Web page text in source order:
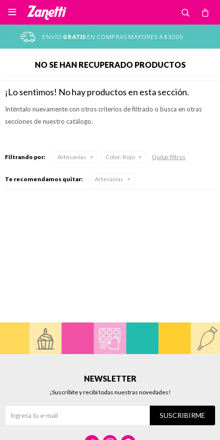

NO SE HAN RECUPERADO PRODUCTOS
¡Lo sentimos! No hay productos en esta sección.
Inténtalo nuevamente con otros criterios de filtrado o busca en otras
secciones de nuestro catálogo.
Filtrando por: Artesanías Color: Rojo Quitar filtros
Te recomendamos quitar: Artesanías
NEWSLETTER
¡Suscribite y recibí todas nuestras novedades!
SUSCRIBIRME